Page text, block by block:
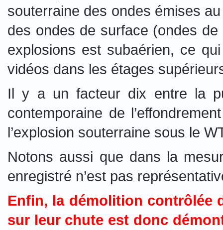
souterraine des ondes émises
des ondes de surface (ondes
explosions est subaérien, ce
vidéos dans les étages
Il y a un facteur dix entre la
contemporaine de
l’explosion souterraine sous le
Notons aussi que dans la
enregistré n’est pas
Enfin, la démolition contrôlée
sur leur chute est donc